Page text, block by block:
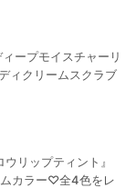
ープモイスチャーリ
ィクリームスクラブ
リップティント』
カラー♡全4色をレ